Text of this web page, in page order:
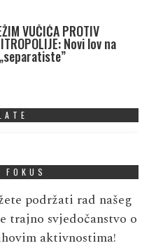
VUČIĆA PROTIV
Novi lov na
podržati rad našeg
trajno svjedočanstvo o
aktivnostima!